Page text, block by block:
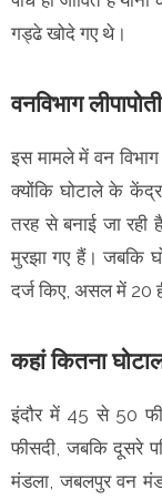
गड्ढे खोदे गए थे।
वनविभाग
इस मामले में वन
क्योंकि घोटाले के
तरह से बनाई जा रही
मुरझा गए हैं। जबकि
दर्ज किए, असल में 20
कहां कितना
इंदौर में 45 से 50
फीसदी, जबकि दूसरे
मंडला, जबलपुर वन